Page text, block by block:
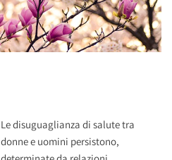
Le disuguaglianza di salute tra
donne e uomini persistono,